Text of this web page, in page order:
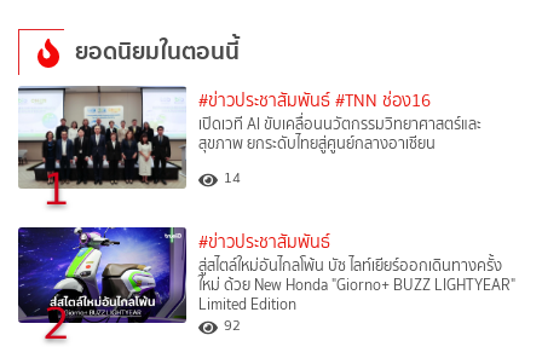
ยอดนิยมในตอนนี้
1
#ข่าวประชาสัมพันธ์ #TNN ช่อง16
เปิดเวที AI ขับเคลื่อนนวัตกรรมวิทยาศาสตร์และ
สุขภาพ ยกระดับไทยสู่ศูนย์กลางอาเซียน
14
2
#ข่าวประชาสัมพันธ์
สู่สไตล์ใหม่อันไกลโพ้น บัซ ไลท์เยียร์ออกเดินทางครั้ง
ใหม่ ด้วย New Honda "Giorno+ BUZZ LIGHTYEAR"
Limited Edition
92